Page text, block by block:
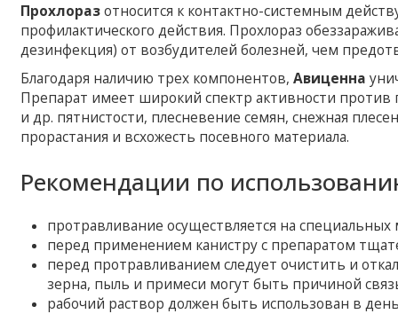
Прохлоразотносится к контактно-системным
профилактического действия. Прохлораз
дезинфекция) от возбудителей болезней, чем
Благодаря наличию трех компонентов,Авиценна
Препарат имеет широкий спектр активности против
и др. пятнистости, плесневение семян, снежная
прорастания и всхожесть посевного материала.
Рекомендации по
протравливание осуществляется на
перед применением канистру с препаратом
перед протравливанием следует очистить и
зерна, пыль и примеси могут быть причиной
рабочий раствор должен быть использован в